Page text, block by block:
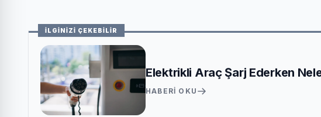
İLGİNİZİ ÇEKEBİLİR
Elektrikli Araç Şarj Ederken
HABERI OKU